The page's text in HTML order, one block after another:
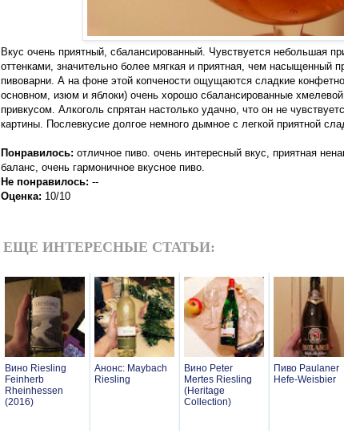
Вкус очень приятный, сбалансированный. Чувствуется небольшая
оттенками, значительно более мягкая и приятная, чем насыщенный
пивоварни. А на фоне этой копчености ощущаются сладкие
основном, изюм и яблоки) очень хорошо сбалансированные
привкусом. Алкоголь спрятан настолько удачно, что он не
картины. Послевкусие долгое немного дымное с легкой приятной
Понравилось: отличное пиво. очень интересный вкус, приятная
баланс, очень гармоничное вкусное пиво.
Не понравилось: --
Оценка: 10/10
ЕЩЕ ИНТЕРЕСНЫЕ СТАТЬИ:
Вино Riesling
Feinherb
Rheinhessen
(2016)
Анонс: Maybach
Riesling
Вино Peter
Mertes Riesling
(Heritage
Collection)
Пиво Paulaner
Hefe-Weisbier